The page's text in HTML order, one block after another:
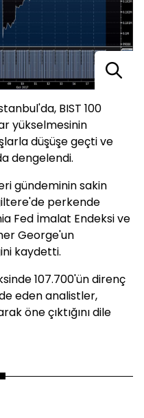
BIST 100
yükselmesinin
düşüşe geçti ve
dengelendi.
gündeminin sakin
perkende
Fed İmalat Endeksi ve
George'un
kaydetti.
107.700'ün direnç
eden analistler,
öne çıktığını dile